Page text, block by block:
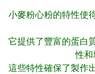
小麥粉心粉的特性使
它提供了豐富的蛋白
性和
這些特性確保了製作